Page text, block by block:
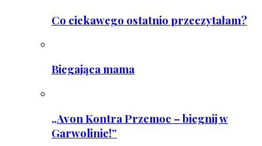
Co ciekawego ostatnio przeczytałam?
Biegająca mama
„Avon Kontra Przemoc – biegnij w
Garwolinie!”